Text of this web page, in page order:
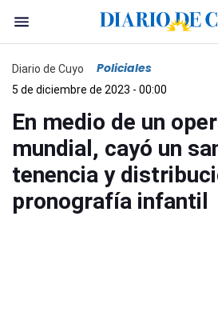
Diario de Cuyo Policiales
5 de diciembre de 2023 - 00:00
En medio de un
mundial, cayó un
tenencia y
pronografía infantil